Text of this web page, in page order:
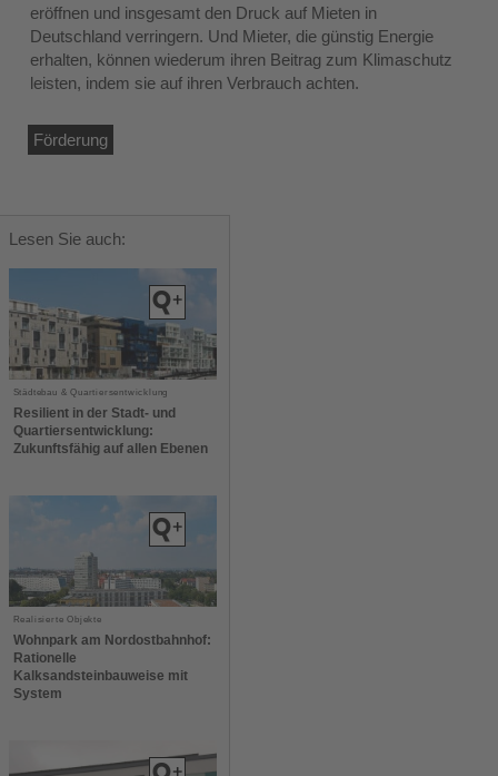
eröffnen und insgesamt den Druck auf Mieten in
Deutschland verringern. Und Mieter, die günstig Energie
erhalten, können wiederum ihren Beitrag zum Klimaschutz
leisten, indem sie auf ihren Verbrauch achten.
Förderung
Lesen Sie auch:
Städtebau & Quartiersentwicklung
Resilient in der Stadt- und
Quartiersentwicklung:
Zukunftsfähig auf allen Ebenen
Realisierte Objekte
Wohnpark am Nordostbahnhof:
Rationelle
Kalksandsteinbauweise mit
System